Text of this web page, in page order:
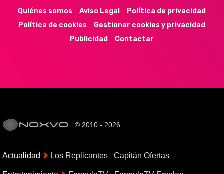
Quiénes somos Aviso Legal
Política de privacidad
Política de cookies
Gestionar cookies y privacidad
Publicidad
Contactar
© 2010 - 2026
Actualidad Los Replicantes Capitán Ofertas